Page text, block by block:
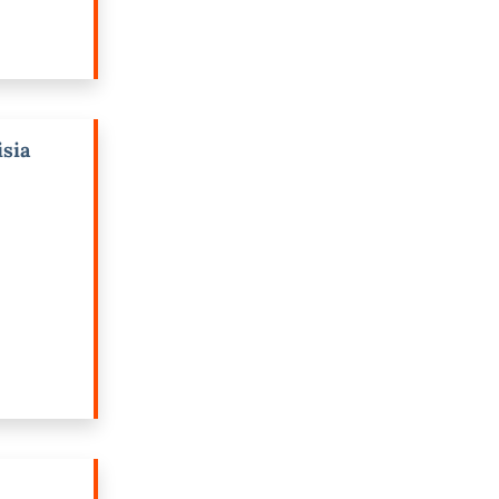
PIÙ DI: DEPORTAZIONE E INTERNAMENTO IN UMBRIA.
PIÙ DI: GLI ITALIANI DI TUNISIA